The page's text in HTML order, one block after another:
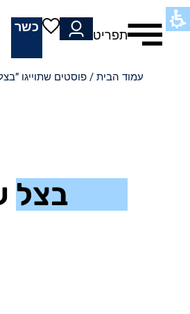
תפריט
כשר
עמוד הבית / פוסטים שתוייגו
בצל